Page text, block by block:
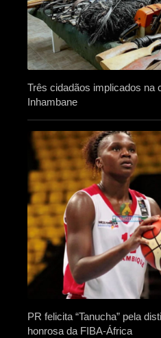
Três cidadãos implicados na
Inhambane
PR felicita “Tanucha” pela
honrosa da FIBA-África